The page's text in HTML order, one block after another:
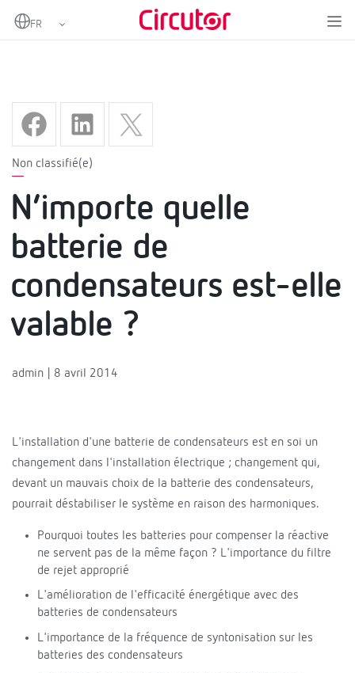
Home N’importe quelle batterie de condensateurs est-elle valable ?
Non classifié(e)
N’importe quelle
batterie de
condensateurs est-elle
valable ?
admin | 8 avril 2014
L'installation d'une batterie de condensateurs est en soi un
changement dans l'installation électrique ; changement qui,
devant un mauvais choix de la batterie des condensateurs,
pourrait déstabiliser le système en raison des harmoniques.
Pourquoi toutes les batteries pour compenser la réactive
ne servent pas de la même façon ? L'importance du filtre
de rejet approprié
L'amélioration de l'efficacité énergétique avec des
batteries de condensateurs
L'importance de la fréquence de syntonisation sur les
batteries des condensateurs